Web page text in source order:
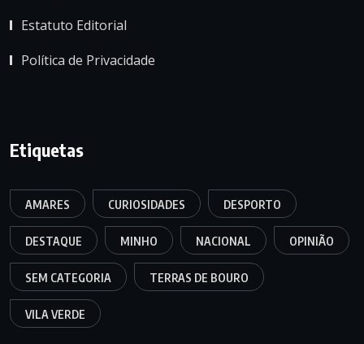
Estatuto Editorial
Política de Privacidade
Etiquetas
AMARES CURIOSIDADES DESPORTO
DESTAQUE MINHO NACIONAL OPINIÃO
SEM CATEGORIA TERRAS DE BOURO
VILA VERDE